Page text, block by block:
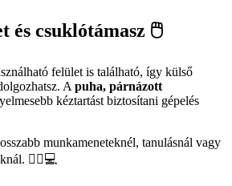
és csuklótámasz 🖱️
felület is található, így külső
A puha, párnázott
kéztartást biztosítani gépelés
munkameneteknél, tanulásnál vagy
💆‍♀️💻